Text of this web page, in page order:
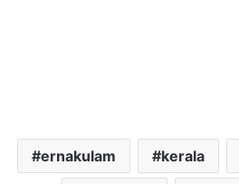
ernakulam kerala